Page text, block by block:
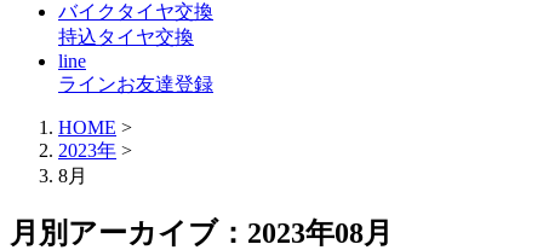
バイクタイヤ交換
持込タイヤ交換
line
ラインお友達登録
HOME >
2023年 >
8月
月別アーカイブ：2023年08月